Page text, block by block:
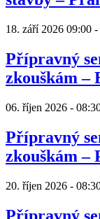
18. září 2026 09:00 -
Přípravný
zkouškám –
06. říjen 2026 -
Přípravný
zkouškám –
20. říjen 2026 -